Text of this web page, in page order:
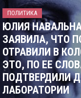
ПОЛИТИКА
ЮЛИЯ
ЗАЯВИЛА, ЧТО
ОТРАВИЛИ В
ЭТО, ПО ЕЕ
ПОДТВЕРДИЛИ
ЛАБОРАТОРИИ